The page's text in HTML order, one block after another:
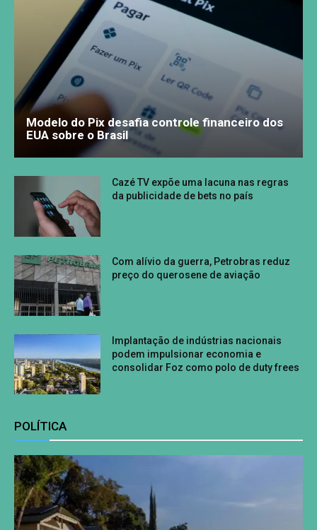
Modelo do Pix desafia controle financeiro dos
EUA sobre o Brasil
Cazé TV expõe uma lacuna nas regras
da publicidade de bets no país
Com alívio da guerra, Petrobras reduz
preço do querosene de aviação
Implantação de indústrias nacionais
podem impulsionar economia e
consolidar Foz como polo de duty frees
POLÍTICA